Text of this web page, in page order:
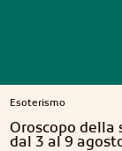
Esoterismo
Oroscopo
dal 3 al 9